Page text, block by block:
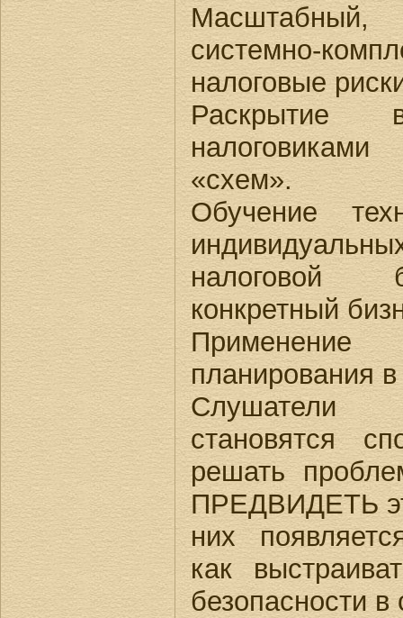
системно-
налоговые
Раскрытие
«схем».
Обучение
налоговой
конкретный
Применение
планирования в
Слушатели
становятся
решать
ПРЕДВИДЕТЬ
них
как
безопасности